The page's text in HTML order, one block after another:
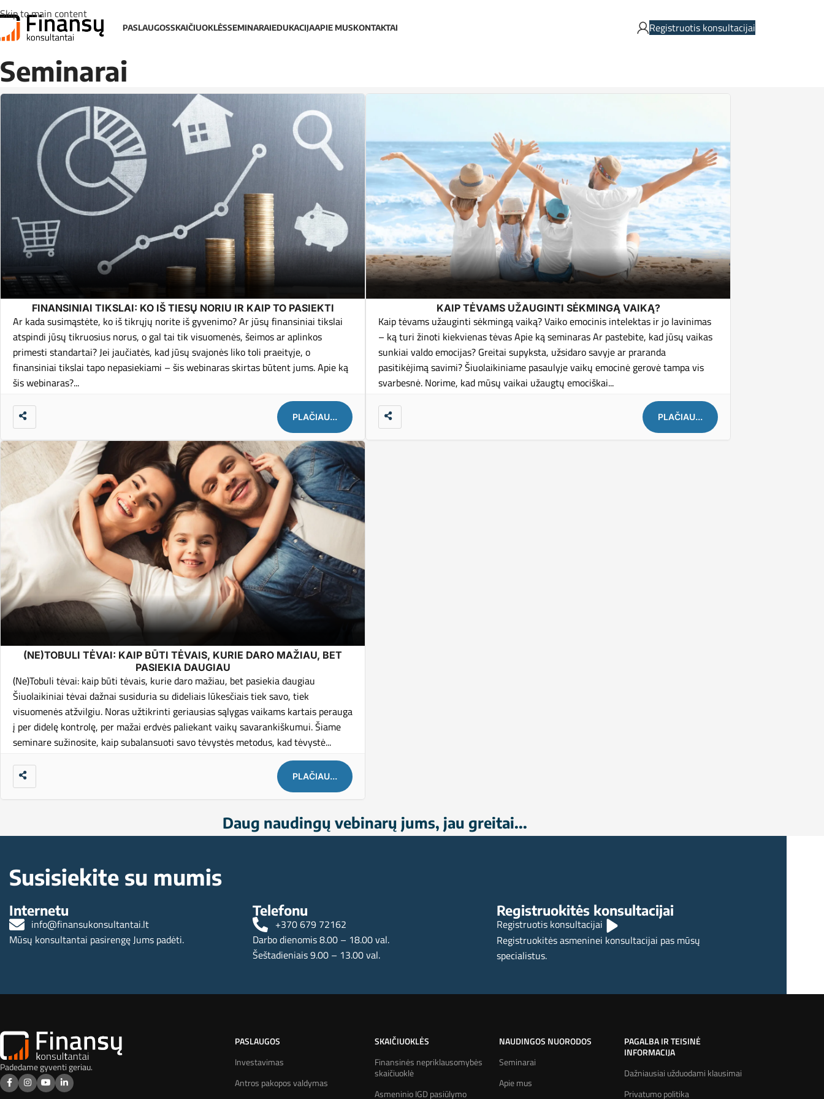
Skip to main content
PASLAUGOSSKAIČIUOKLĖSSEMINARAIEDUKACIJAAPIE MUSKONTAKTAI Registruotis konsultacijai
Seminarai
FINANSINIAI TIKSLAI: KO IŠ TIESŲ NORIU IR KAIP TO PASIEKTI
Ar kada susimąstėte, ko iš tikrųjų norite iš gyvenimo? Ar jūsų finansiniai tikslai
atspindi jūsų tikruosius norus, o gal tai tik visuomenės, šeimos ar aplinkos
primesti standartai? Jei jaučiatės, kad jūsų svajonės liko toli praeityje, o
finansiniai tikslai tapo nepasiekiami – šis webinaras skirtas būtent jums. Apie ką
šis webinaras?...
PLAČIAU...
KAIP TĖVAMS UŽAUGINTI SĖKMINGĄ VAIKĄ?
Kaip tėvams užauginti sėkmingą vaiką? Vaiko emocinis intelektas ir jo lavinimas
– ką turi žinoti kiekvienas tėvas Apie ką seminaras Ar pastebite, kad jūsų vaikas
sunkiai valdo emocijas? Greitai supyksta, užsidaro savyje ar praranda
pasitikėjimą savimi? Šiuolaikiniame pasaulyje vaikų emocinė gerovė tampa vis
svarbesnė. Norime, kad mūsų vaikai užaugtų emociškai...
PLAČIAU...
(NE)TOBULI TĖVAI: KAIP BŪTI TĖVAIS, KURIE DARO MAŽIAU, BET
PASIEKIA DAUGIAU
(Ne)Tobuli tėvai: kaip būti tėvais, kurie daro mažiau, bet pasiekia daugiau
Šiuolaikiniai tėvai dažnai susiduria su dideliais lūkesčiais tiek savo, tiek
visuomenės atžvilgiu. Noras užtikrinti geriausias sąlygas vaikams kartais perauga
į per didelę kontrolę, per mažai erdvės paliekant vaikų savarankiškumui. Šiame
seminare sužinosite, kaip subalansuoti savo tėvystės metodus, kad tėvystė...
PLAČIAU...
Daug naudingų vebinarų jums, jau greitai...
Susisiekite su mumis
Internetu
info@finansukonsultantai.lt
Mūsų konsultantai pasirengę Jums padėti.
Telefonu
+370 679 72162
Darbo dienomis 8.00 – 18.00 val.
Šeštadieniais 9.00 – 13.00 val.
Registruokitės konsultacijai
Registruotis konsultacijai
Registruokitės asmeninei konsultacijai pas mūsų
specialistus.
Padedame gyventi geriau.
PASLAUGOS
Investavimas
Antros pakopos valdymas
SKAIČIUOKLĖS
Finansinės nepriklausomybės
skaičiuoklė
Asmeninio IGD pasiūlymo
NAUDINGOS NUORODOS
Seminarai
Apie mus
PAGALBA IR TEISINĖ
INFORMACIJA
Dažniausiai užduodami klausimai
Privatumo politika